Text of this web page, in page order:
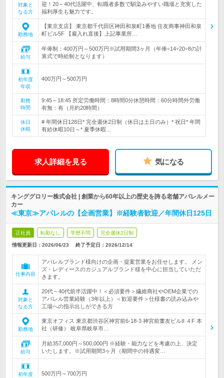
対象と
なる方
迎！20～40代活躍中、転職者多数で馴染みやすい職場と充実した
福利厚生も魅力です。
勤務地
【東京支店】 東京都千代田区神田和泉町1番地 住友商事神田和泉
町ビル5F 【雇入れ直後】上記事業所…
給与
年俸制：400万円～500万円※試用期間3ヶ月（年俸÷14÷20÷8の計
算式で時給制となります）
初年度
年収
400万円～500万円
勤務
時間
9:45～18:45 所定労働時間：8時間0分休憩時間：60分時間外労働
有無：有（月約20時間）
休日
休暇
# 年間休日128日* 完全週休2日制（休日は土日のみ）* 祝日* 年間
有給休暇10日～* 夏季休暇…
求人詳細を見る 気になる
キンググロリー株式会社 | 創業から60年以上の歴史を誇る老舗アパレルメー
カー
≪東京≫アパレルの【企画営業】※経験者歓迎／年間休日125日
正社員 転勤なし 学歴不問 完全週休2日制
情報更新日：2026/06/23 終了予定日： 2026/12/14
仕事内容
アパレルブランド様向けの企画・提案営業をお任せします。 メン
ズ・レディースのカジュアルブランド様を中心に担当していただ
きます。
対象と
なる方
20代～40代前半活躍中！＜必須要件＞繊維商社やOEM企業での
アパレル営業経験（3年以上）＜歓迎要件＞仕様書の読み込みや
工場への指示出しができる方
勤務地
東京オフィス 東京都渋谷区神宮前6-18-3 神宮前董友ビルII ４F 本
社（研修） 岐阜県岐阜市…
給与
月給357,000円～500,000円 ※経験・能力などを考慮の上、決定
いたします。※試用期間3ヶ月（期間中の待遇変…
初年度
500万円～700万円